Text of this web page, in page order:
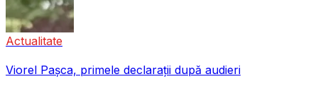
Actualitate
Viorel Pașca, primele declarații după audieri